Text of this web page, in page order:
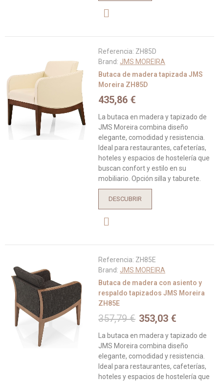
Referencia: ZH85D
Brand: JMS MOREIRA
Butaca de madera tapizada JMS
Moreira ZH85D
435,86 €
La butaca en madera y tapizado de
JMS Moreira combina diseño
elegante, comodidad y resistencia.
Ideal para restaurantes, cafeterías,
hoteles y espacios de hostelería que
buscan confort y estilo en su
mobiliario. Opción silla y taburete.
DESCUBRIR
Referencia: ZH85E
Brand: JMS MOREIRA
Butaca de madera con asiento y
respaldo tapizados JMS Moreira
ZH85E
357,79 € 353,03 €
La butaca en madera y tapizado de
JMS Moreira combina diseño
elegante, comodidad y resistencia.
Ideal para restaurantes, cafeterías,
hoteles y espacios de hostelería que